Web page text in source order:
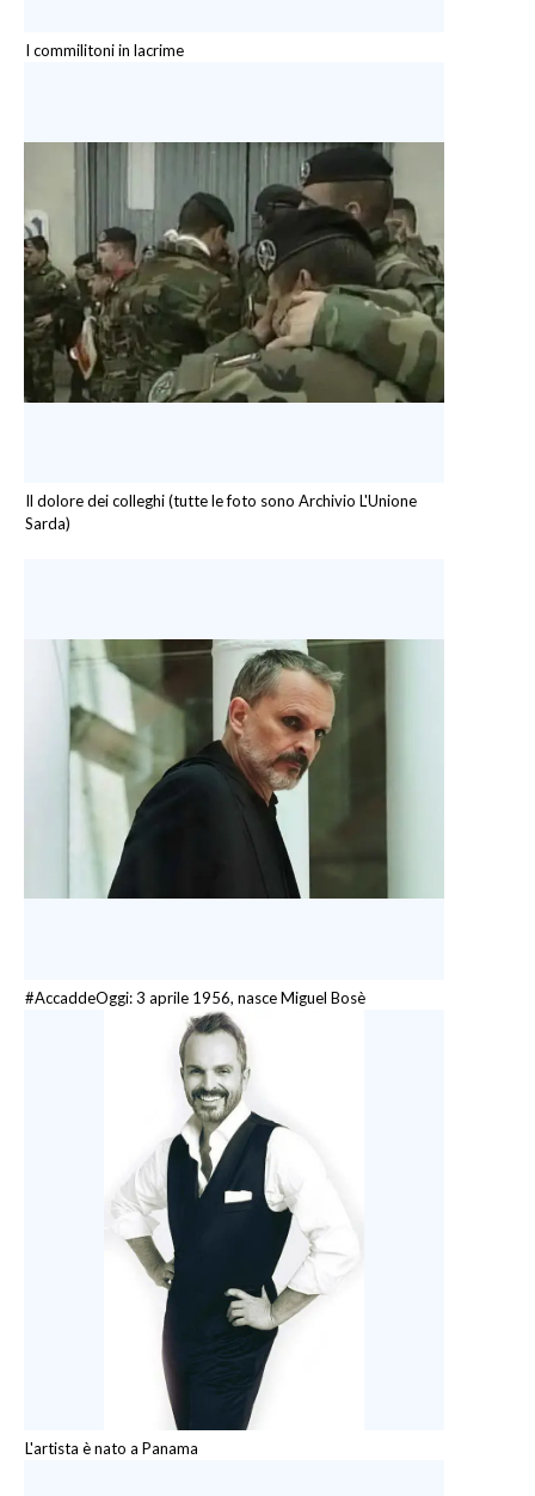
I commilitoni in lacrime
Il dolore dei colleghi (tutte le foto sono Archivio L'Unione
Sarda)
#AccaddeOggi: 3 aprile 1956, nasce Miguel Bosè
L'artista è nato a Panama